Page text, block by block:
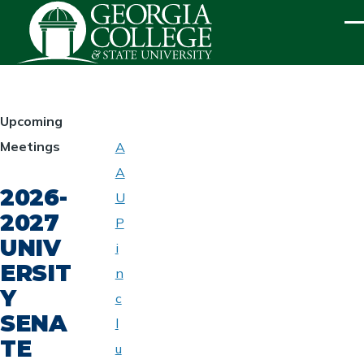
Skip to main content
HOMEPAGE
Upcoming
Meetings
2026-
2027
UNIV
ERSIT
Y
SENA
TE
UNIVERSITY
SENATE
A
A
U
P
i
n
c
l
u